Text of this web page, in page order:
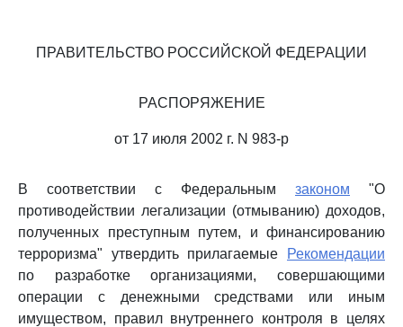
ПРАВИТЕЛЬСТВО РОССИЙСКОЙ ФЕДЕРАЦИИ
РАСПОРЯЖЕНИЕ
от 17 июля 2002 г. N 983-р
В соответствии с Федеральным законом "О
противодействии легализации (отмыванию) доходов,
полученных преступным путем, и финансированию
терроризма" утвердить прилагаемые
Рекомендации
по разработке организациями, совершающими
операции с денежными средствами или иным
имуществом, правил внутреннего контроля в целях